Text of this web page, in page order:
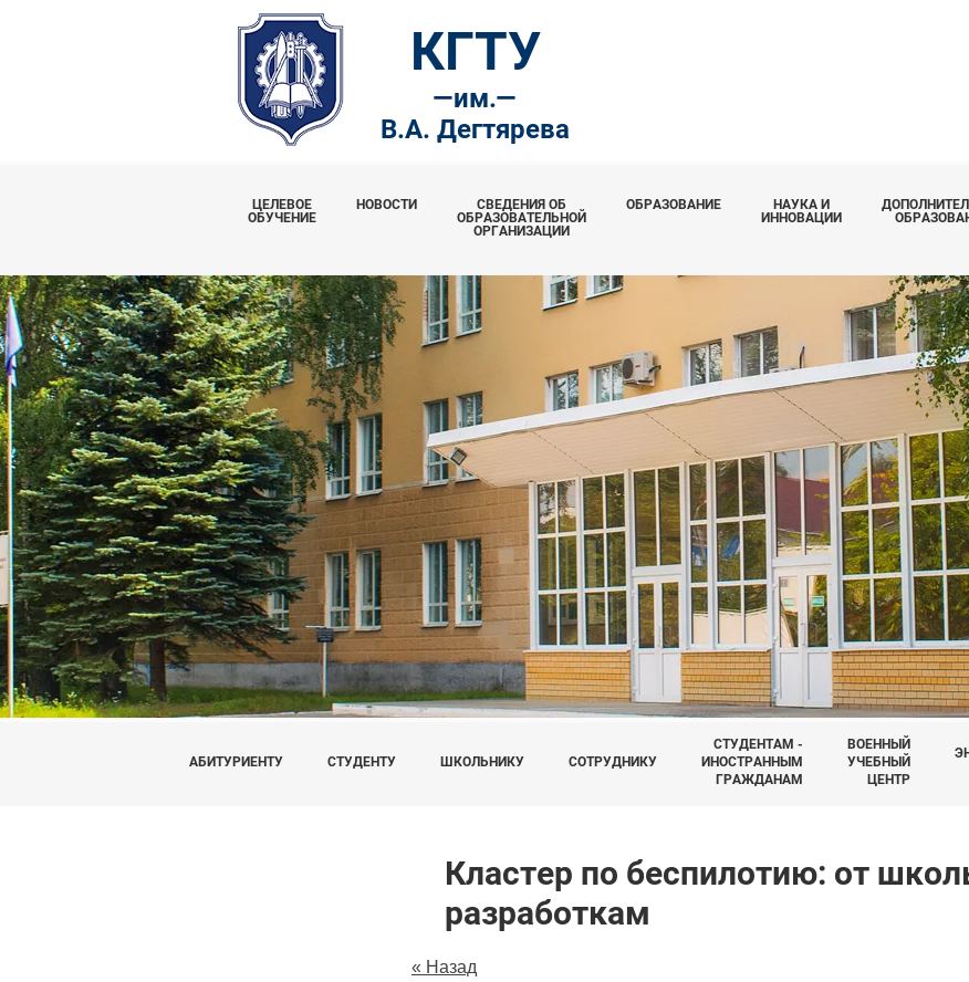
КГТУ
—им.—
В.А. Дегтярева
ЦЕЛЕВОЕ
ОБУЧЕНИЕ
НОВОСТИ
СВЕДЕНИЯ ОБ
ОБРАЗОВАТЕЛЬНОЙ
ОРГАНИЗАЦИИ
ОБРАЗОВАНИЕ
НАУКА И
ИННОВАЦИИ
АБИТУРИЕНТУ СТУДЕНТУ ШКОЛЬНИКУ СОТРУДНИКУ
СТУДЕНТАМ -
ИНОСТРАННЫМ
ГРАЖДАНАМ
ВОЕННЫЙ
УЧЕБНЫЙ
ЦЕНТР
Кластер по беспилотию: от
разработкам
« Назад